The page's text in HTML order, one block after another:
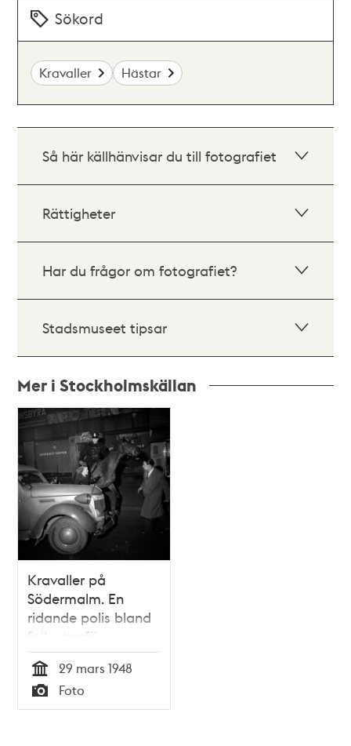
Sökord
Kravaller Hästar
Så här källhänvisar du till fotografiet
Rättigheter
Har du frågor om fotografiet?
Stadsmuseet tipsar
Mer i Stockholmskällan
Relaterade
och
teman
Kravaller på
Södermalm. En
ridande polis bland
folk utanför
Götgatan 57,
Apoteket Gripen
Tid
29 mars 1948
Typ
Foto